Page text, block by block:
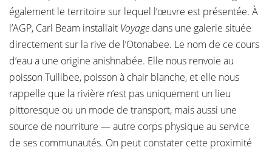
également le territoire sur lequel l’œuvre est présentée. À
l’AGP, Carl Beam installait Voyage dans une galerie située
directement sur la rive de l’Otonabee. Le nom de ce cours
d’eau a une origine anishnabée. Elle nous renvoie au
poisson Tullibee, poisson à chair blanche, et elle nous
rappelle que la rivière n’est pas uniquement un lieu
pittoresque ou un mode de transport, mais aussi une
source de nourriture — autre corps physique au service
de ses communautés. On peut constater cette proximité